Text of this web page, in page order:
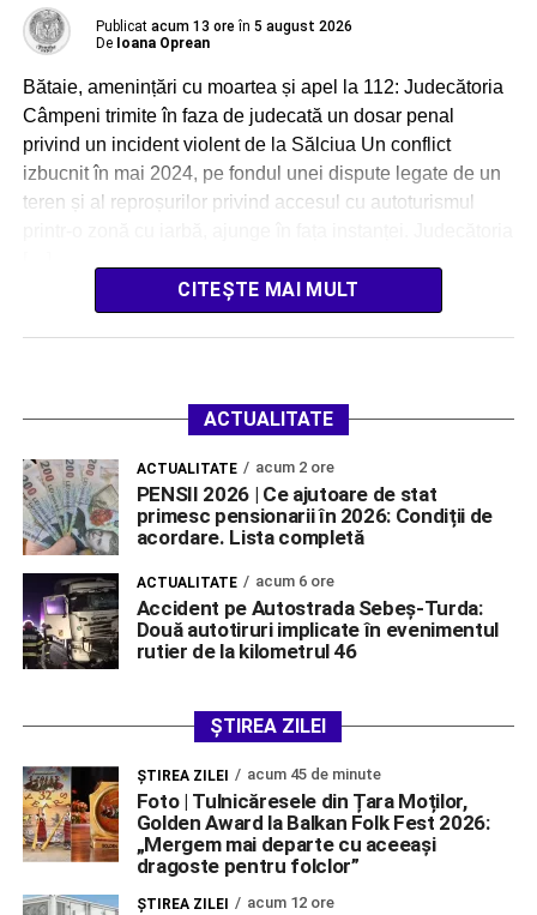
Publicat acum 13 ore în 5 august 2026
De Ioana Oprean
Bătaie, amenințări cu moartea și apel la 112: Judecătoria
Câmpeni trimite în faza de judecată un dosar penal
privind un incident violent de la Sălciua Un conflict
izbucnit în mai 2024, pe fondul unei dispute legate de un
teren și al reproșurilor privind accesul cu autoturismul
CITEȘTE MAI MULT
ACTUALITATE
ACTUALITATE acum 2 ore
PENSII 2026 | Ce ajutoare de stat
primesc pensionarii în 2026: Condiții de
acordare. Lista completă
ACTUALITATE acum 6 ore
Accident pe Autostrada Sebeș-Turda:
Două autotiruri implicate în evenimentul
rutier de la kilometrul 46
ȘTIREA ZILEI
ŞTIREA ZILEI acum 45 de minute
Foto | Tulnicăresele din Țara Moților,
Golden Award la Balkan Folk Fest 2026:
„Mergem mai departe cu aceeași
dragoste pentru folclor”
ŞTIREA ZILEI acum 12 ore